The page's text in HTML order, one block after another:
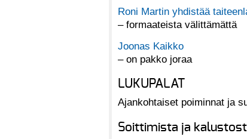
Roni Martin yhdistää
– formaateista välittämättä
Joonas Kaikko
– on pakko joraa
LUKUPALAT
Ajankohtaiset poiminnat ja
Soittimista ja